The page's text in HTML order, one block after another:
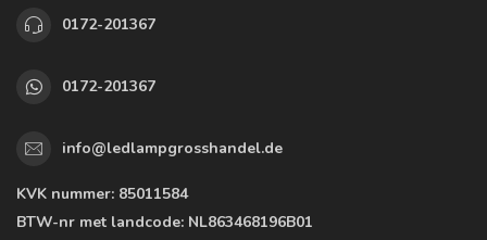
0172-201367
0172-201367
info@ledlampgrosshandel.de
KVK nummer: 85011584
BTW-nr met landcode: NL863468196B01